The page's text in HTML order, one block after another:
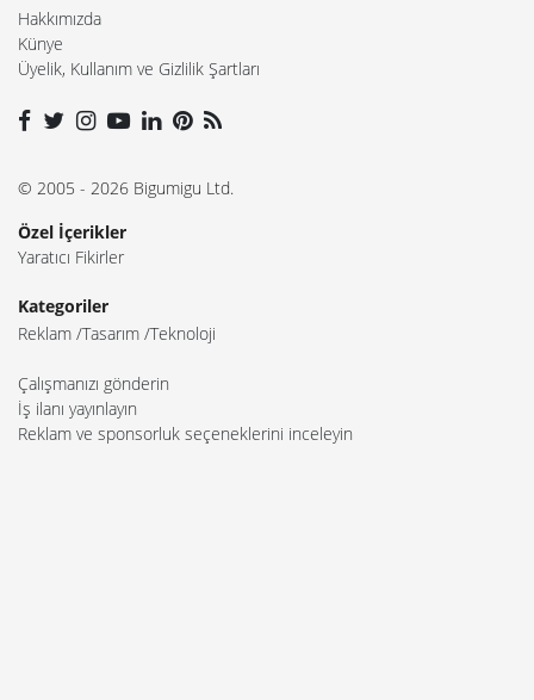
Hakkımızda
Künye
Üyelik, Kullanım ve Gizlilik Şartları
© 2005 - 2026 Bigumigu Ltd.
Özel İçerikler
Yaratıcı Fikirler
Kategoriler
Reklam Tasarım Teknoloji
Çalışmanızı gönderin
İş ilanı yayınlayın
Reklam ve sponsorluk seçeneklerini inceleyin